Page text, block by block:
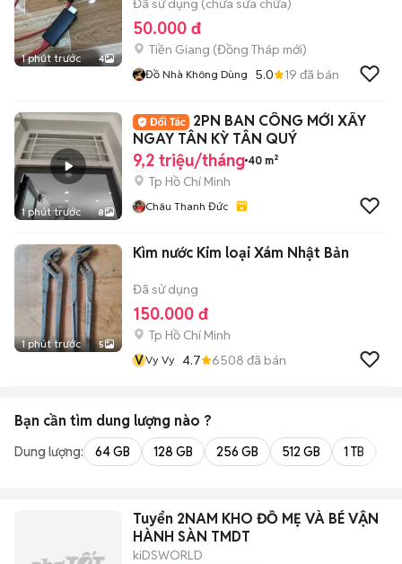
1 phút trước 4
Đã sử dụng (chưa sửa chữa)
50.000 đ
Tiền Giang (Đồng Tháp mới)
Đồ Nhà Không Dùng 5.0 19 đã bán
1 phút trước 8
2PN BAN CÔNG MỚI XÂY
NGAY TÂN KỲ TÂN QUÝ
9,2 triệu/tháng 40 m²
Tp Hồ Chí Minh
Châu Thanh Đức
1 phút trước 5
Kìm nước Kim loại Xám Nhật Bản
Đã sử dụng
150.000 đ
Tp Hồ Chí Minh
VVy Vy 4.7 6508 đã bán
Bạn cần tìm dung lượng nào ?
Dung lượng: 64 GB 128 GB 256 GB 512 GB 1 TB
Tuyển 2NAM KHO ĐỒ MẸ VÀ BÉ VẬN
HÀNH SÀN TMDT
kiDSWORLD